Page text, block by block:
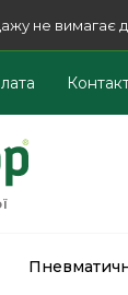
не вимагає